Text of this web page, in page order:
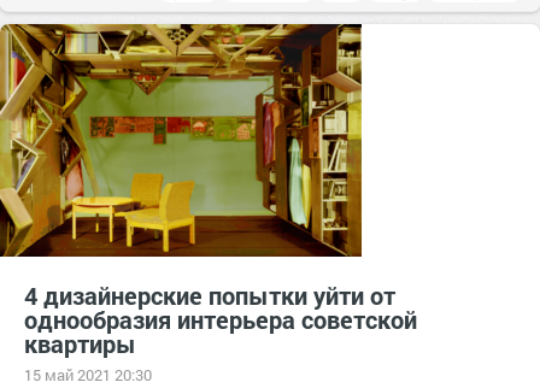
4 дизайнерские попытки уйти от
однообразия интерьера советской
квартиры
15 май 2021 20:30